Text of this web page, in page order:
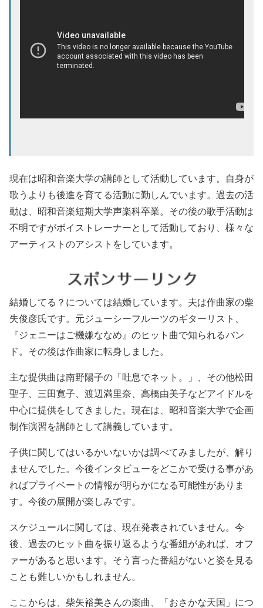
現在は昭和音楽大学の講師として活動しています。自身が
歌うよりも後進を育てる活動に勤しんでいます。過去の活
動は、昭和音楽短期大学声楽科卒業。その後の歌手活動は
不明ですがボイストレーナーとして活動しており、様々な
アーティストのアシストをしています。
結婚してる？については結婚しています。夫は作曲家の柴
失俊彦氏です。元ジューシーフルーツのギターリスト、
『ジェニーはご機嫌ななめ』のヒット曲で知られるバン
ド。その後は作曲家に転身しました。
主な提供曲は南野陽子の「吐息でネット。」、その他松田
聖子、三田寛子、渡辺満里奈、高橋由美子などアイドルを
中心に提供をしてきました。現在は、昭和音楽大学で企画
制作演習を講師として講義しています。
子供に関してはいるかいないかは調べてみましたが、解り
ませんでした。今後インタビューをどこかで受ける事があ
ればプライベートの情報が明らかになる可能性がありま
す。今後の展開が楽しみです。
スケジュールに関しては、現在発表されていません。今
後、過去のヒット曲を振り返るような番組があれば、オフ
ァーがあると思います。そう言った番組がないと姿を見る
ことも難しいかもしれません。
ここからは、柴矢裕美さんの楽曲、「おさかな天国」につ